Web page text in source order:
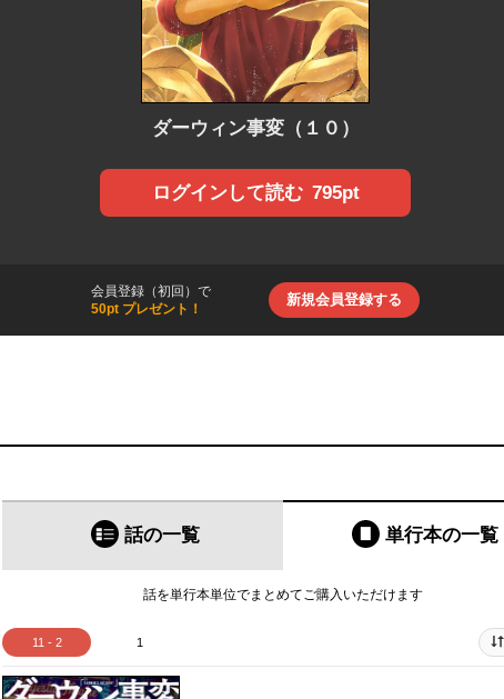
ダーウィン事変（１０）
ログインして読む 795pt
会員登録（初回）で
50pt プレゼント！
新規会員登録する
話の一覧 単行本の一覧
話を単行本単位でまとめてご購入いただけます
11 - 2 1